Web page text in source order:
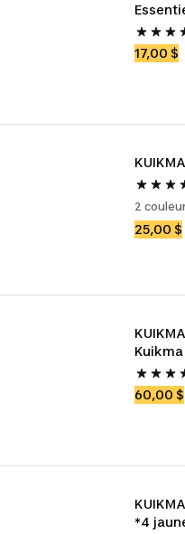
17,00 $
2
25,00 $
Kuikma
60,00 $